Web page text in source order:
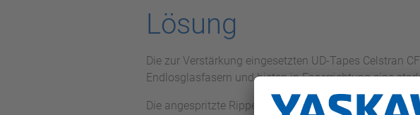
Lösung
Die zur Verstärkung eingesetzten UD-Tapes Celstran
Endlosglasfasern und bieten in Faserrichtung eine
Die angespritzte Rippenstruktur besteht aus PP-